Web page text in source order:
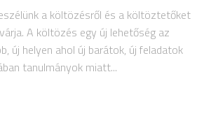
a költözésről és a költöztetőket
A költözés egy új lehetőség az
új helyen ahol új barátok, új feladatok
tanulmányok miatt...